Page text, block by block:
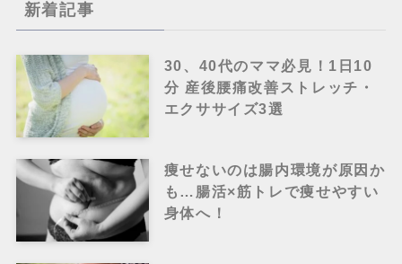
新着記事
30、40代のママ必見！1日10
分 産後腰痛改善ストレッチ・
エクササイズ3選
痩せないのは腸内環境が原因か
も…腸活×筋トレで痩せやすい
身体へ！